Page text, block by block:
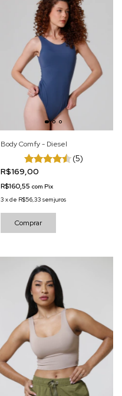
Body Comfy - Diesel
(5)
R$169,00
R$160,55 com Pix
3 xde R$56,33 sem juros
Comprar